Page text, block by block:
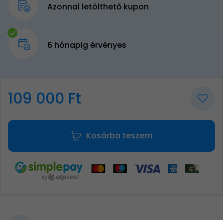
Azonnal letölthető kupon
6 hónapig érvényes
109 000 Ft
Kosárba teszem